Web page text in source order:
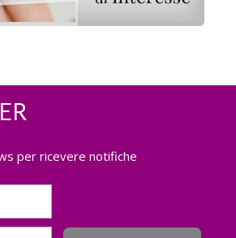
per ricevere notifiche